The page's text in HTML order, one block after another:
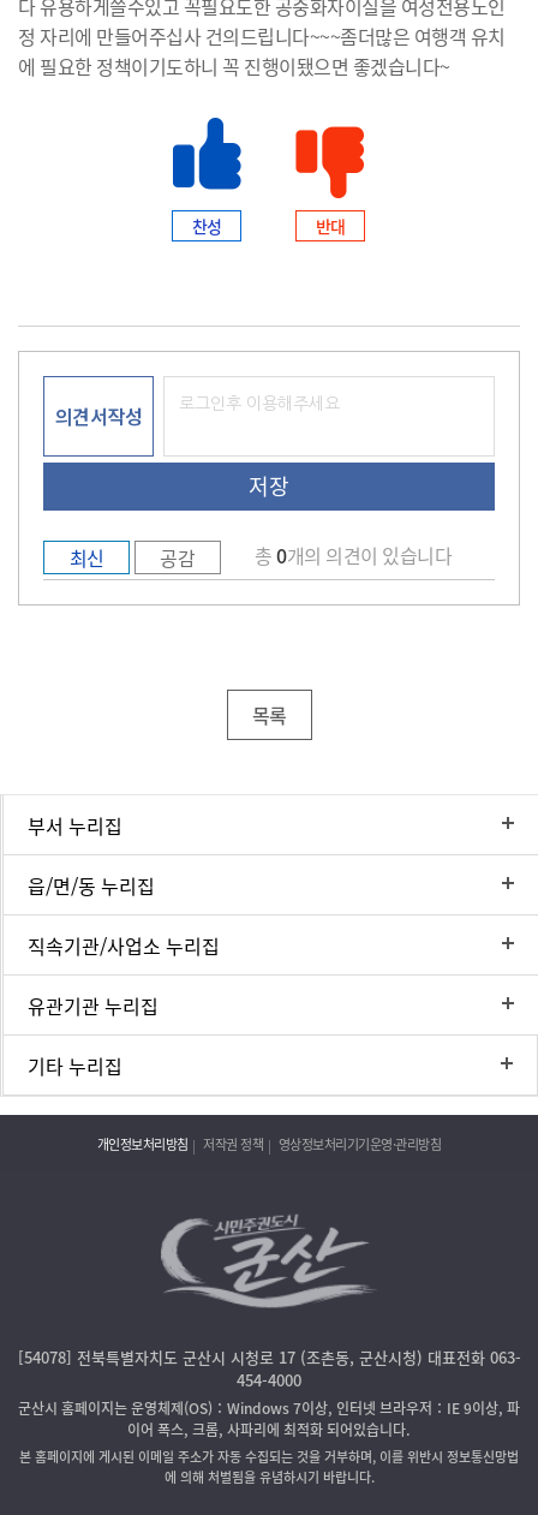
다 유용하게쓸수있고 꼭필요도한 공중화자이실을 여성전용노인
정 자리에 만들어주십사 건의드립니다~~~좀더많은 여행객 유치
에 필요한 정책이기도하니 꼭 진행이됐으면 좋겠습니다~
찬성 반대
의견서작성
최신 공감 총0개의 의견이 있습니다
목록
부서 누리집
읍/면/동 누리집
직속기관/사업소 누리집
유관기관 누리집
기타 누리집
개인정보처리방침 저작권 정책 영상정보처리기기운영·관리방침
[54078] 전북특별자치도 군산시 시청로 17 (조촌동, 군산시청) 대표전화 063-
454-4000
군산시 홈페이지는 운영체제(OS)：Windows 7이상, 인터넷 브라우저：IE 9이상, 파
이어 폭스, 크롬, 사파리에 최적화 되어있습니다.
본 홈페이지에 게시된 이메일 주소가 자동 수집되는 것을 거부하며, 이를 위반시 정보통신망법
에 의해 처벌됨을 유념하시기 바랍니다.